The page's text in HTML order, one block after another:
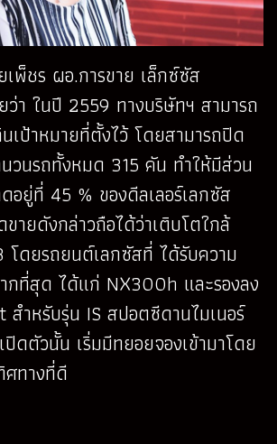
ชร ผอ.การขาย เล็กซ์ซัส
ว่า ในปี 2559 ทางบริษัทฯ สามารถ
เป้าหมายที่ตั้งไว้ โดยสามารถปิด
วนรถทั้งหมด 315 คัน ทำให้มีส่วน
อยู่ที่ 45 % ของดีลเลอร์เลกซัส
ายดังกล่าวถือได้ว่าเติบโตใกล้
ดยรถยนต์เลกซัสที่ ได้รับความ
กที่สุด ได้แก่ NX300h และรองลง
ำหรับรุ่น IS สปอตซีดานไมเนอร์
ดตัวนั้น เริ่มมีทยอยจองเข้ามาโดย
ศทางที่ดี